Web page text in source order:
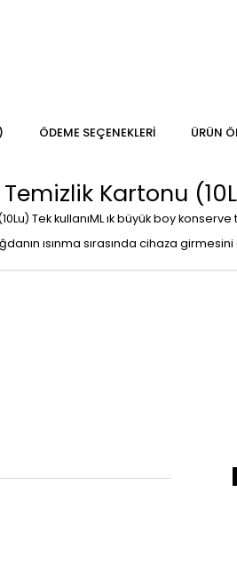
ÖDEME SEÇENEKLERI ÜRÜN
Kartonu
Tek kullanıML ık büyük boy
ısınma sırasında cihaza